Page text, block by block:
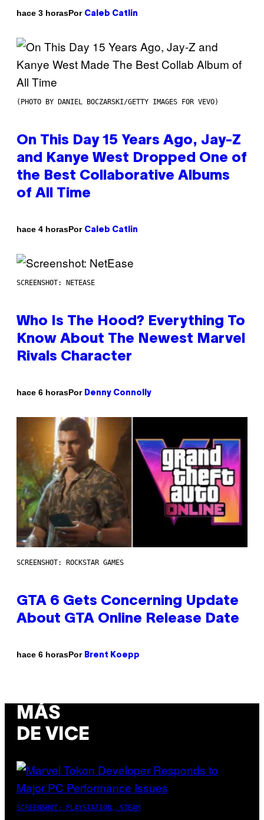
hace 3 horasPor Caleb Catlin
(PHOTO BY DANIEL BOCZARSKI/GETTY IMAGES FOR VEVO)
On This Day 15 Years Ago, Jay-Z
and Kanye West Dropped One of
the Best Collaborative Albums
of All Time
hace 4 horasPor Caleb Catlin
SCREENSHOT: NETEASE
Who Is The Hood? Everything To
Know About The Newest Marvel
Rivals Character
hace 6 horasPor Denny Connolly
SCREENSHOT: ROCKSTAR GAMES
GTA 6 Gets Concerning Update
About GTA Online Release Date
hace 6 horasPor Brent Koepp
MÁS
DE VICE
SCREENSHOT: PLAYSTATION, STEAM